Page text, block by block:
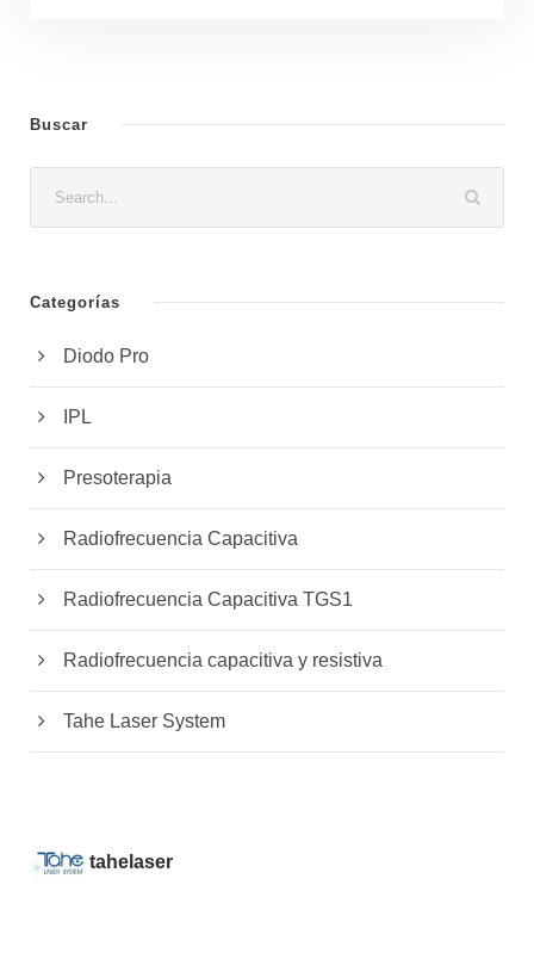
Buscar
Categorías
Diodo Pro
IPL
Presoterapia
Radiofrecuencia Capacitiva
Radiofrecuencia Capacitiva TGS1
Radiofrecuencia capacitiva y resistiva
Tahe Laser System
tahelaser